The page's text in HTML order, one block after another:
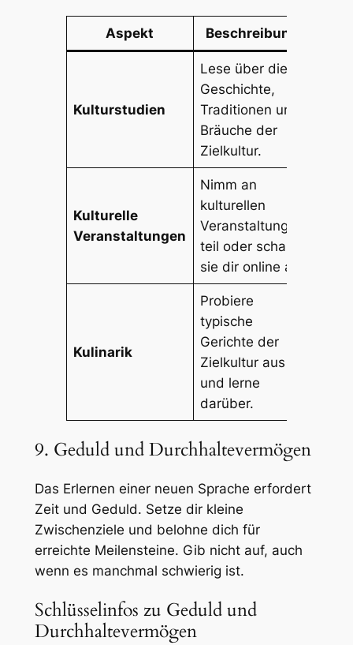
Aspekt Beschreibung
Kulturstudien
Lese über die
Geschichte,
Traditionen und
Bräuche der
Zielkultur.
Kulturelle
Veranstaltungen
Nimm an
kulturellen
Veranstaltungen
teil oder schaue
sie dir online an.
Kulinarik
Probiere
typische
Gerichte der
Zielkultur aus
und lerne
darüber.
9. Geduld und Durchhaltevermögen
Das Erlernen einer neuen Sprache erfordert
Zeit und Geduld. Setze dir kleine
Zwischenziele und belohne dich für
erreichte Meilensteine. Gib nicht auf, auch
wenn es manchmal schwierig ist.
Schlüsselinfos zu Geduld und
Durchhaltevermögen